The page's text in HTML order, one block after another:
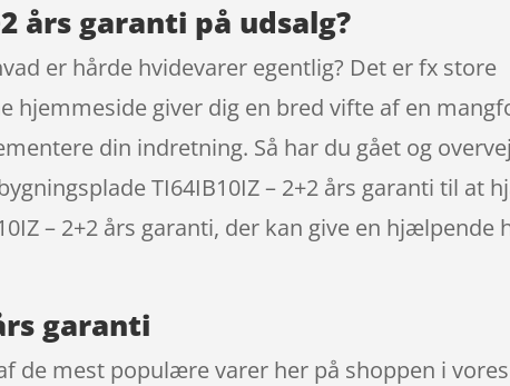
års garanti på udsalg?
er hårde hvidevarer egentlig? Det er fx store
hjemmeside giver dig en bred vifte af en
din indretning. Så har du gået og
TI64IB10IZ – 2+2 års garanti til at
– 2+2 års garanti, der kan give en hjælpende
garanti
de mest populære varer her på shoppen i vores